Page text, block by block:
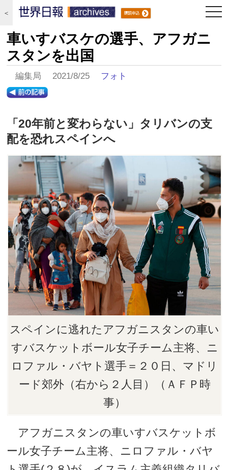
＜
車いすバスケの選手、アフガニ
スタンを出国
編集局 2021/8/25 フォト
「20年前と変わらない」タリバンの支
配を恐れスペインへ
スペインに逃れたアフガニスタンの車い
すバスケットボール女子チーム主将、ニ
ロファル・バヤト選手＝２０日、マドリ
ード郊外（右から２人目）（ＡＦＰ時
事）
アフガニスタンの車いすバスケットボ
ール女子チーム主将、ニロファル・バヤ